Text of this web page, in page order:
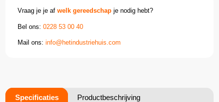
Vraag je je afwelk gereedschap je nodig hebt?
Bel ons:0228 53 00 40
Mail ons:info@hetindustriehuis.com
Specificaties Productbeschrijving